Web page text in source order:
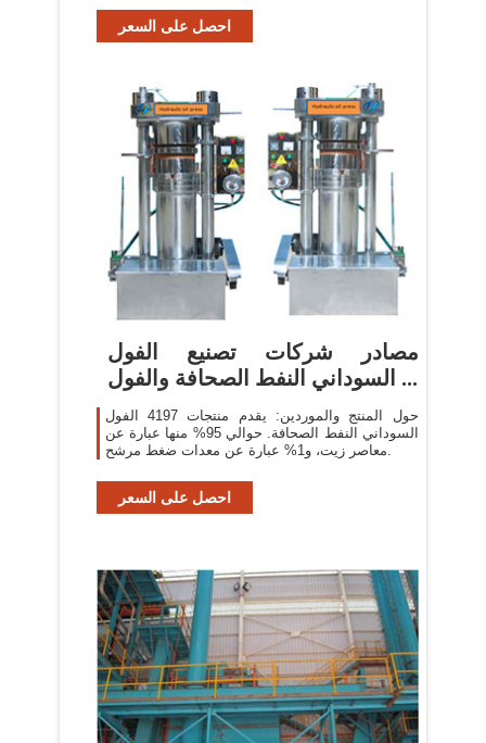
احصل على السعر
مصادر شركات تصنيع الفول
السوداني النفط الصحافة والفول ...
حول المنتج والموردين: يقدم منتجات 4197 الفول
السوداني النفط الصحافة. حوالي 95% منها عبارة عن
معاصر زيت، و1% عبارة عن معدات ضغط مرشح.
احصل على السعر